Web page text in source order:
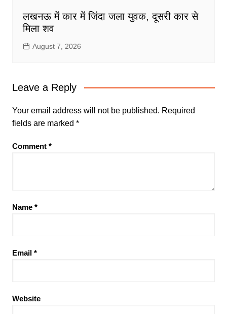
लखनऊ में कार में जिंदा जला युवक, दूसरी कार से
मिला शव
August 7, 2026
Leave a Reply
Your email address will not be published. Required
fields are marked *
Comment *
Name *
Email *
Website